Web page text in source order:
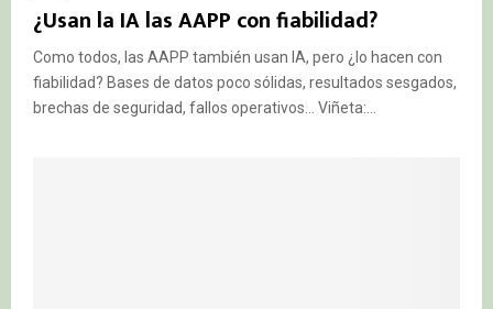
¿Usan la IA las AAPP con fiabilidad?
Como todos, las AAPP también usan IA, pero ¿lo hacen con
fiabilidad? Bases de datos poco sólidas, resultados sesgados,
brechas de seguridad, fallos operativos… Viñeta:...